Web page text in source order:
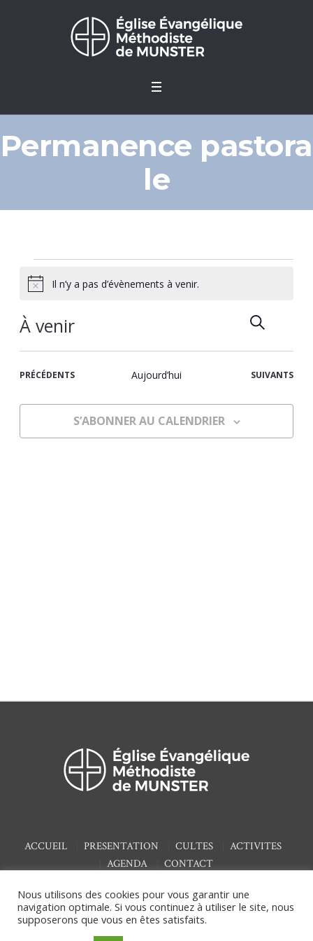
Permanence pastora
le
Évènements
NoticeIl n’y a pas d’évènements à venir.
et
de
vues
À venir
Sélectionnez
date
ÉVÈNEMENTS
PRÉCÉDENTS Aujourd’hui ÉVÈNEMENTS
SUIVANTS
S’ABONNER AU CALENDRIER
ACCUEIL PRESENTATION CULTES
ACTIVITES
AGENDA
CONTACT
Mentions Légales & Politique de confidentialité
Nous utilisons des cookies pour vous garantir une
navigation optimale. Si vous continuez à utiliser le site, nous
supposerons que vous en êtes satisfaits.